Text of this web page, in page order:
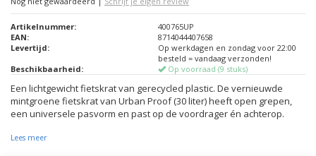
Artikelnummer:
400765UP
EAN:
8714044407658
Levertijd:
Op werkdagen en zondag voor 22:00
besteld = vandaag verzonden!
Beschikbaarheid:
Op voorraad (9 stuks)
Een lichtgewicht fietskrat van gerecycled plastic. De vernieuwde
mintgroene fietskrat van Urban Proof (30 liter) heeft open grepen,
een universele pasvorm en past op de voordrager én achterop.
Lees meer